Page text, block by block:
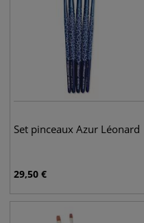
Set pinceaux Azur Léonard
29,50 €